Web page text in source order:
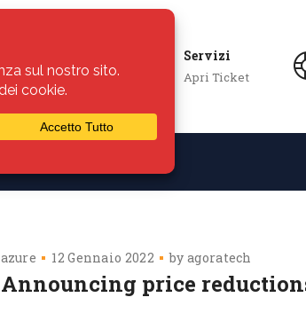
Servizi
Apri Ticket
azure 12 Gennaio 2022 byagoratech
Announcing price